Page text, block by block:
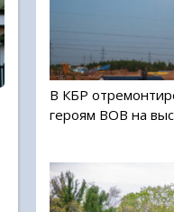
В КБР
героям ВОВ на